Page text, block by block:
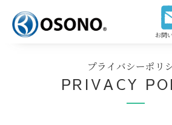
お問
プライバシーポリ
PRIVACY